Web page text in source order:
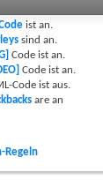
istan.
sindan.
Code istan.
Code istan.
Code istaus.
arean
Regeln